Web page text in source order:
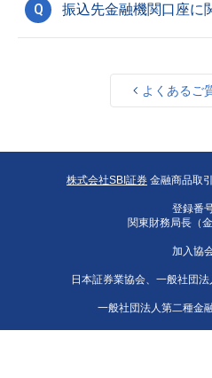
Q 振込先金融機関口座に
よくあるご
株式会社SBI証券 金融商品取
登録番
関東財務局長（
加入協
日本証券業協会、一般社団法
一般社団法人第二種金